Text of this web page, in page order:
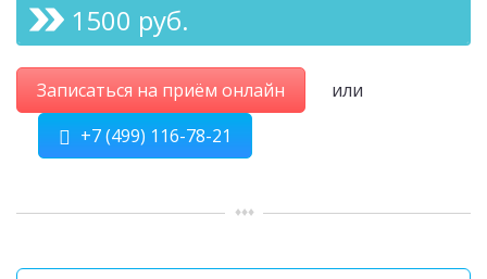
1500 руб.
Записаться на приём онлайн
или
+7 (499) 116-78-21